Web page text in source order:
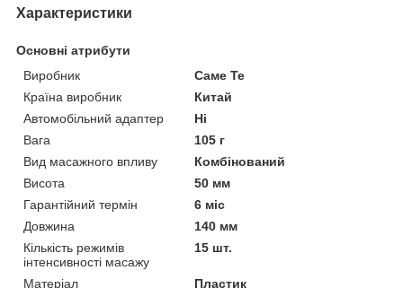
Характеристики
Основні атрибути
Виробник
Саме Те
Країна виробник
Китай
Автомобільний адаптер
Ні
Вага
105 г
Вид масажного впливу
Комбінований
Висота
50 мм
Гарантійний термін
6 міс
Довжина
140 мм
Кількість режимів
інтенсивності масажу
15 шт.
Матеріал
Пластик